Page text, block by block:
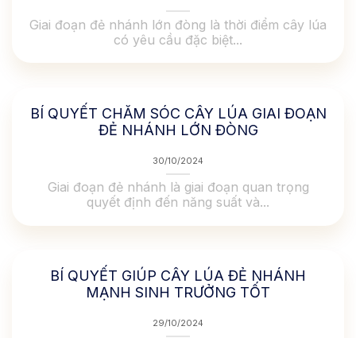
Giai đoạn đẻ nhánh lớn đòng là thời điểm cây lúa
có yêu cầu đặc biệt...
BÍ QUYẾT CHĂM SÓC CÂY LÚA GIAI ĐOẠN
ĐẺ NHÁNH LỚN ĐÒNG
30/10/2024
Giai đoạn đẻ nhánh là giai đoạn quan trọng
quyết định đến năng suất và...
BÍ QUYẾT GIÚP CÂY LÚA ĐẺ NHÁNH
MẠNH SINH TRƯỞNG TỐT
29/10/2024